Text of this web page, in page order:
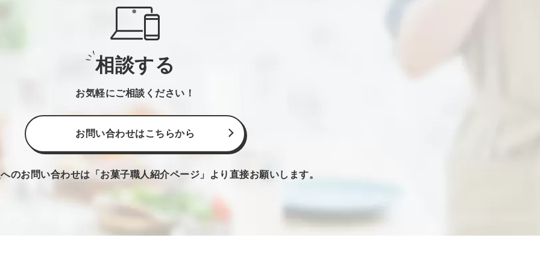
相談する
お気軽にご相談ください！
お問い合わせはこちらから
のお問い合わせは 「お菓子職人紹介ページ」より直接お願いします。